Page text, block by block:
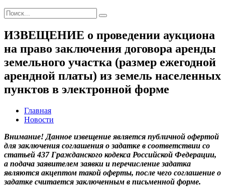
ИЗВЕЩЕНИЕ о проведении аукциона
на право заключения договора аренды
земельного участка (размер ежегодной
арендной платы) из земель населенных
пунктов в электронной форме
Главная
Новости
Внимание! Данное извещение является публичной офертой
для заключения соглашения о задатке в соответствии со
статьей 437 Гражданского кодекса Российской Федерации,
а подача заявителем заявки и перечисление задатка
являются акцептом такой оферты, после чего соглашение о
задатке считается заключенным в письменной форме.